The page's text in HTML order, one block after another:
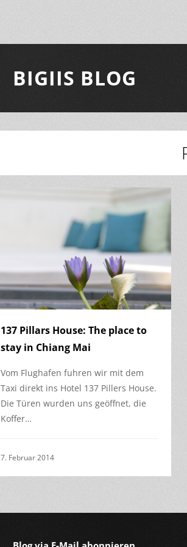
BIGIIS BLOG
137 Pillars House: The place to
stay in Chiang Mai
Vom Flughafen fuhren wir mit dem
Taxi direkt ins Hotel 137 Pillers House.
Die Türen wurden uns geöffnet, die
Koffer…
7. Februar 2014